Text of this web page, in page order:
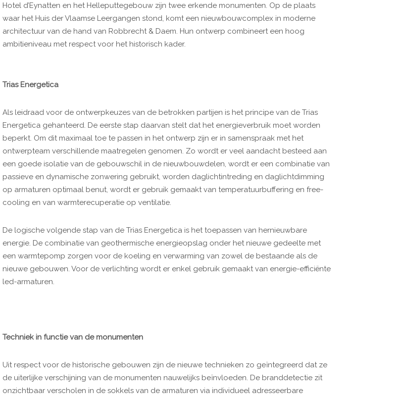
Hotel d’Eynatten en het Helleputtegebouw zijn twee erkende monumenten. Op de plaats
waar het Huis der Vlaamse Leergangen stond, komt een nieuwbouwcomplex in moderne
architectuur van de hand van Robbrecht & Daem. Hun ontwerp combineert een hoog
ambitieniveau met respect voor het historisch kader.
Trias Energetica
Als leidraad voor de ontwerpkeuzes van de betrokken partijen is het principe van de Trias
Energetica gehanteerd. De eerste stap daarvan stelt dat het energieverbruik moet worden
beperkt. Om dit maximaal toe te passen in het ontwerp zijn er in samenspraak met het
ontwerpteam verschillende maatregelen genomen. Zo wordt er veel aandacht besteed aan
een goede isolatie van de gebouwschil in de nieuwbouwdelen, wordt er een combinatie van
passieve en dynamische zonwering gebruikt, worden daglichtintreding en daglichtdimming
op armaturen optimaal benut, wordt er gebruik gemaakt van temperatuurbuffering en free-
cooling en van warmterecuperatie op ventilatie.
De logische volgende stap van de Trias Energetica is het toepassen van hernieuwbare
energie. De combinatie van geothermische energieopslag onder het nieuwe gedeelte met
een warmtepomp zorgen voor de koeling en verwarming van zowel de bestaande als de
nieuwe gebouwen. Voor de verlichting wordt er enkel gebruik gemaakt van energie-efficiënte
led-armaturen.
Techniek in functie van de monumenten
Uit respect voor de historische gebouwen zijn de nieuwe technieken zo geïntegreerd dat ze
de uiterlijke verschijning van de monumenten nauwelijks beïnvloeden. De branddetectie zit
onzichtbaar verscholen in de sokkels van de armaturen via individueel adresseerbare